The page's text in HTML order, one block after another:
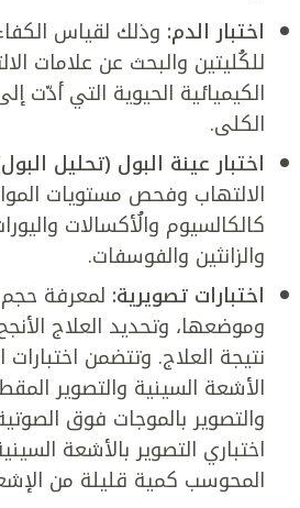
اختبار الدم: وذلك لقياس
للكُليتين والبحث عن علامات
الكيميائية الحيوية التي
الكلى.
اختبار عينة البول (تحليل
الالتهاب وفحص مستويات
كالكالسيوم والُأكسالات
والزانثين والفوسفات.
اختبارات تصويرية: لمعرفة
وموضعها، وتحديد العلاج
نتيجة العلاج. وتتضمن
الأشعة السينية والتصوير
والتصوير بالموجات فوق
اختباري التصوير بالأشعة
المحوسب كمية قليلة من